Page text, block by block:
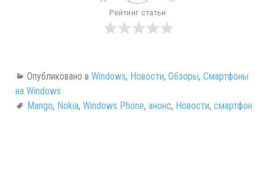
Рейтинг статьи
Опубликовано в Windows, Новости, Обзоры, Смартфоны
на Windows
Mango, Nokia, Windows Phone, анонс, Новости, смартфон